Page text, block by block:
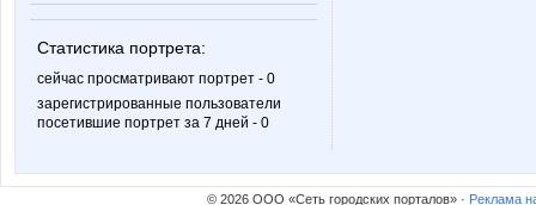
Статистика портрета:
сейчас просматривают портрет - 0
зарегистрированные пользователи
посетившие портрет за 7 дней - 0
© 2026 ООО «Сеть городских порталов» · Реклама